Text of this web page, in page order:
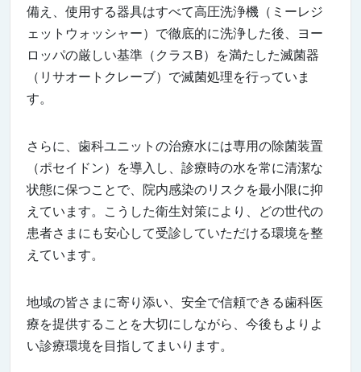
備え、使用する器具はすべて高圧洗浄機（ミーレジ
ェットウォッシャー）で徹底的に洗浄した後、ヨー
ロッパの厳しい基準（クラスB）を満たした滅菌器
（リサオートクレーブ）で滅菌処理を行っていま
す。
さらに、歯科ユニットの治療水には専用の除菌装置
（ポセイドン）を導入し、診療時の水を常に清潔な
状態に保つことで、院内感染のリスクを最小限に抑
えています。こうした衛生対策により、どの世代の
患者さまにも安心して受診していただける環境を整
えています。
地域の皆さまに寄り添い、安全で信頼できる歯科医
療を提供することを大切にしながら、今後もよりよ
い診療環境を目指してまいります。